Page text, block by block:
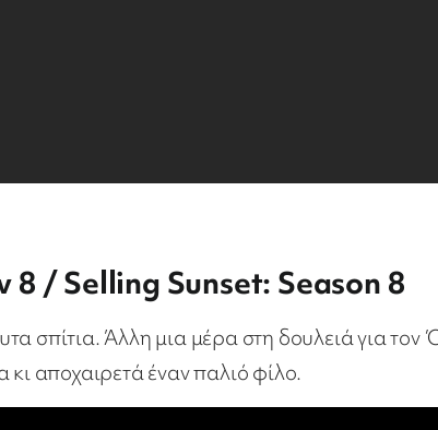
8 / Selling Sunset: Season 8
σπίτια. Άλλη μια μέρα στη δουλειά για τον
αποχαιρετά έναν παλιό φίλο.